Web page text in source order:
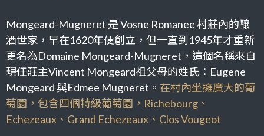
Mongeard-Mugneret 是Vosne Romanee村莊內的釀
酒世家，早在1620年便創立，但一直到 1945年才重新
更名為Domaine Mongeard-Mugneret ，這個名稱來自
現任莊主Vincent Mongeard祖父母的姓氏： Eugene
Mongeard與Edmee Mugneret 。 在村內坐擁廣大的葡
萄園，包含四個特級葡萄園， Richebourg 、
Echezeaux 、 Grand Echezeaux 、 Clos Vougeot